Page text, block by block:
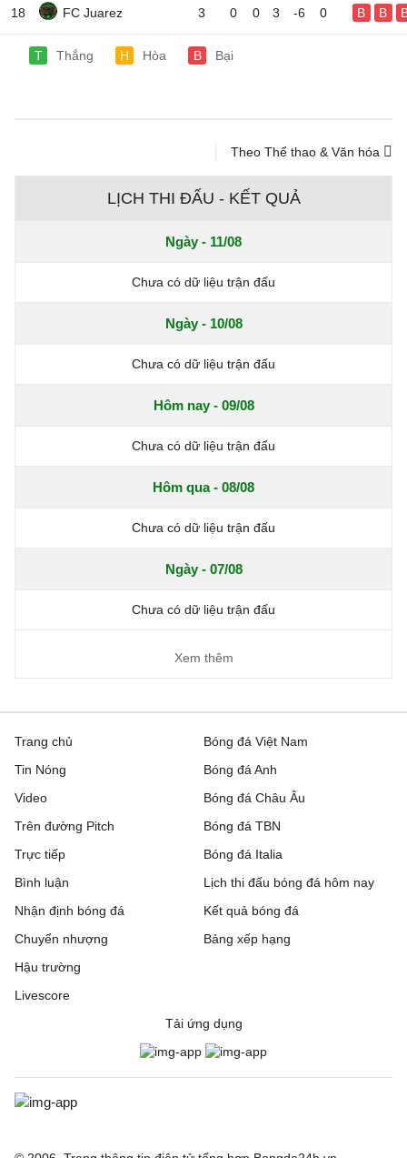
18 FC Juarez 3 0 0 3 -6 0 B B
T Thắng H Hòa B Bại
Theo Thể thao & Văn hóa
LỊCH THI ĐẤU - KẾT QUẢ
Ngày - 11/08
Chưa có dữ liệu trận đấu
Ngày - 10/08
Chưa có dữ liệu trận đấu
Hôm nay - 09/08
Chưa có dữ liệu trận đấu
Hôm qua - 08/08
Chưa có dữ liệu trận đấu
Ngày - 07/08
Chưa có dữ liệu trận đấu
Xem thêm
Trang chủ
Tin Nóng
Video
Trên đường Pitch
Trực tiếp
Bóng đá Việt Nam
Bóng đá Anh
Bóng đá Châu Âu
Bóng đá TBN
Bóng đá Italia
Bình luận
Nhận định bóng đá
Chuyển nhượng
Hậu trường
Livescore
Lịch thi đấu bóng đá hôm nay
Kết quả bóng đá
Bảng xếp hạng
Tải ứng dụng